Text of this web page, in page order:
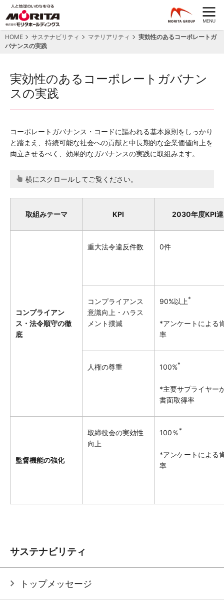
HOME サステナビリティ マテリアリティ
実効性のあるコーポレートガ
バナンスの実践
実効性のあるコーポレートガバナン
スの実践
コーポレートガバナンス・コードに謳われる基本原則をしっかり
と踏まえ、持続可能な社会への貢献と中長期的な企業価値向上を
両立させるべく、効果的なガバナンスの実践に取組みます。
横にスクロールしてご覧ください。
取組みテーマ KPI 2030年度KPI
コンプライアン
ス・法令順守の徹
底
重大法令違反件数 0件
コンプライアンス
意識向上・ハラス
メント撲滅
90%以上*
*アンケートによる
率
人権の尊重 100%*
*主要サプライヤー
書面取得率
監督機能の強化
取締役会の実効性
向上
100％ *
*アンケートによる
率
サステナビリティ
トップメッセージ